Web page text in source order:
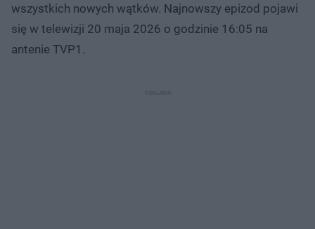
wszystkich nowych wątków. Najnowszy epizod pojawi
się w telewizji 20 maja 2026 o godzinie 16:05 na
antenie TVP1.